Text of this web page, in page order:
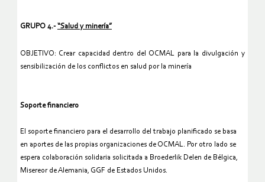
GRUPO 4.- “Salud y minería”
OBJETIVO: Crear capacidad dentro del OCMAL para la divulgación y
sensibilización de los conflictos en salud por la minería
Soporte financiero
El soporte financiero para el desarrollo del trabajo planificado se basa
en aportes de las propias organizaciones de OCMAL. Por otro lado se
espera colaboración solidaria solicitada a Broederlik Delen de Bélgica,
Misereor de Alemania, GGF de Estados Unidos.